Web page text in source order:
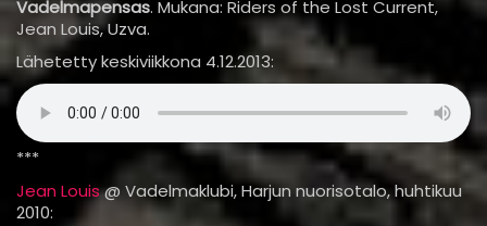
Vadelmapensas. Mukana: Riders of the Lost Current,
Jean Louis, Uzva.
Lähetetty keskiviikkona 4.12.2013:
***
Jean Louis@ Vadelmaklubi, Harjun nuorisotalo, huhtikuu
2010: